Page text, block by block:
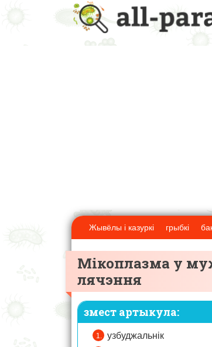
Жывёлы і казуркі грыбкі
Мікоплазма у
лячэння
змест артыкула:
узбуджальнік